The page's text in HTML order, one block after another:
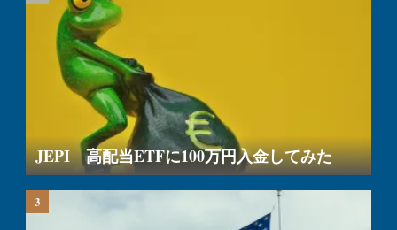
JEPI 高配当ETFに100万円入金してみた